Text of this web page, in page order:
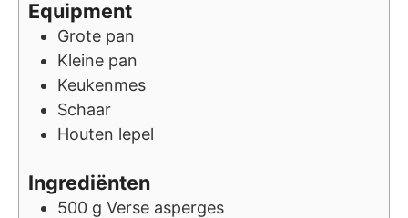
Equipment
Grote pan
Kleine pan
Keukenmes
Schaar
Houten lepel
Ingrediënten
500 g Verse asperges